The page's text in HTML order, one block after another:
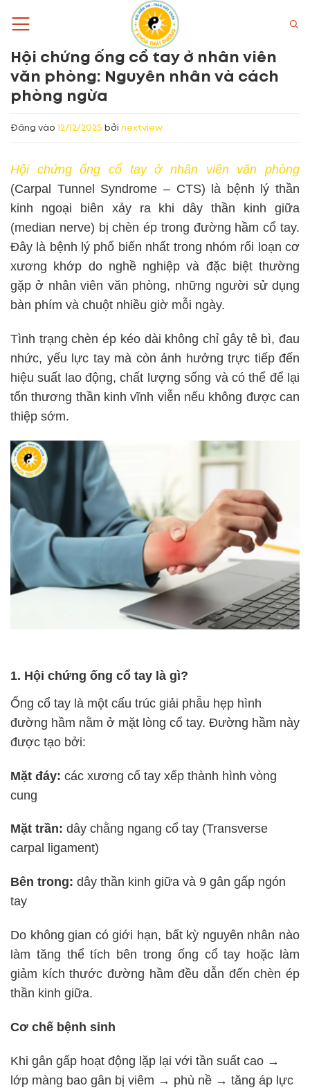
qua
dungHội chứng ống cổ tay ở nhân viên
văn phòng: Nguyên nhân và cách
phòng ngừa
Đăng vào 12/12/2025 bởi nextview
Hội chứng ống cổ tay ở nhân viên văn phòng
(Carpal Tunnel Syndrome – CTS) là bệnh lý thần
kinh ngoại biên xảy ra khi dây thần kinh giữa
(median nerve) bị chèn ép trong đường hầm cổ tay.
Đây là bệnh lý phổ biến nhất trong nhóm rối loạn cơ
xương khớp do nghề nghiệp và đặc biệt thường
gặp ở nhân viên văn phòng, những người sử dụng
bàn phím và chuột nhiều giờ mỗi ngày.
Tình trạng chèn ép kéo dài không chỉ gây tê bì, đau
nhức, yếu lực tay mà còn ảnh hưởng trực tiếp đến
hiệu suất lao động, chất lượng sống và có thể để lại
tổn thương thần kinh vĩnh viễn nếu không được can
thiệp sớm.
1. Hội chứng ống cổ tay là gì?
Ống cổ tay là một cấu trúc giải phẫu hẹp hình
đường hầm nằm ở mặt lòng cổ tay. Đường hầm này
được tạo bởi:
Mặt đáy: các xương cổ tay xếp thành hình vòng
cung
Mặt trần: dây chằng ngang cổ tay (Transverse
carpal ligament)
Bên trong: dây thần kinh giữa và 9 gân gấp ngón
tay
Do không gian có giới hạn, bất kỳ nguyên nhân nào
làm tăng thể tích bên trong ống cổ tay hoặc làm
giảm kích thước đường hầm đều dẫn đến chèn ép
thần kinh giữa.
Cơ chế bệnh sinh
Khi gân gấp hoạt động lặp lại với tần suất cao →
lớp màng bao gân bị viêm → phù nề → tăng áp lực